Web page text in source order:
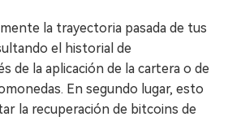
la trayectoria pasada de tus
el historial de
de la aplicación de la cartera o de
En segundo lugar, esto
la recuperación de bitcoins de